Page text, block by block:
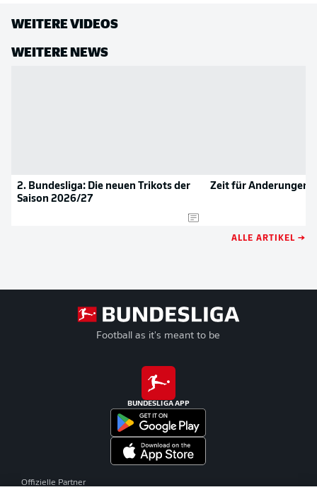
WEITERE VIDEOS
WEITERE NEWS
2. Bundesliga: Die neuen Trikots der
Saison 2026/27
Zeit für Änderungen!
ALLE ARTIKEL →
Football as it's meant to be
BUNDESLIGA APP
Offizielle Partner